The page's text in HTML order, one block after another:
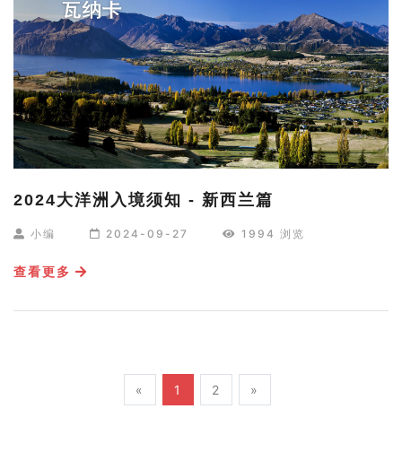
2024大洋洲入境须知 - 新西兰篇
小编 2024-09-27 1994 浏览
查看更多
« 1 2 »